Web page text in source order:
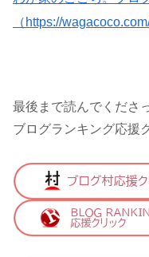
（https://
最後まで読んでくださ
ブログランキング応援